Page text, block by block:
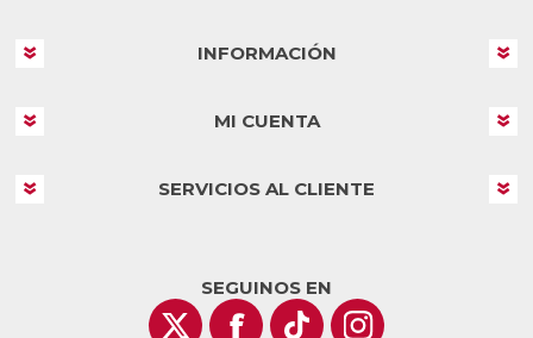
INFORMACIÓN
MI CUENTA
SERVICIOS AL CLIENTE
SEGUINOS EN